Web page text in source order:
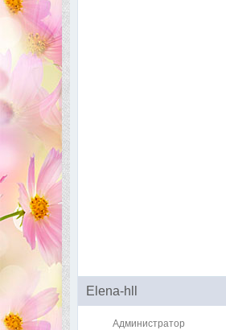
Elena-hll
Администратор